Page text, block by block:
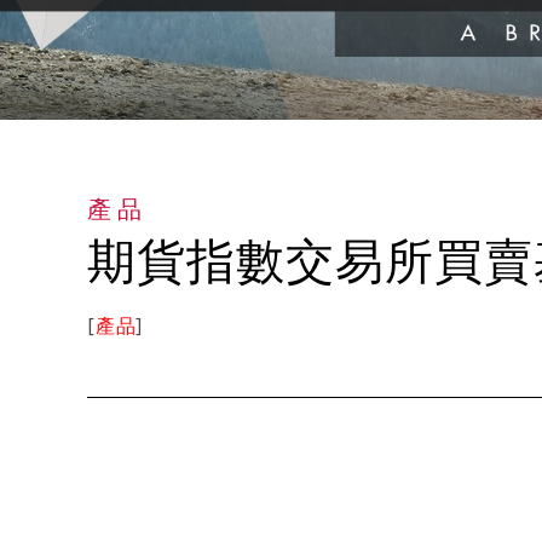
產品
期貨指數交易所買
[產品]